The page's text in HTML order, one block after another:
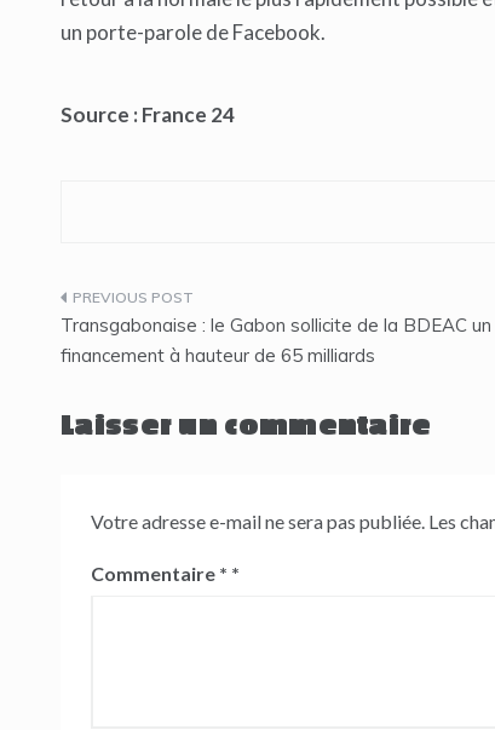
un porte-parole de Facebook.
Source : France 24
Navigation
de
Transgabonaise : le Gabon sollicite de la BDEAC
financement à hauteur de 65 milliards
Laisser un commentaire
Votre adresse e-mail ne sera pas publiée. Les
Commentaire *